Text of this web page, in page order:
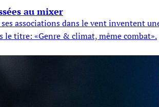
au mixer
associations dans le vent inventent
le titre: «Genre & climat, même combat».